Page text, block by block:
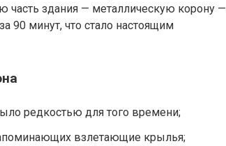
часть здания — металлическую корону —
90 минут, что стало настоящим
редкостью для того времени;
взлетающие крылья;